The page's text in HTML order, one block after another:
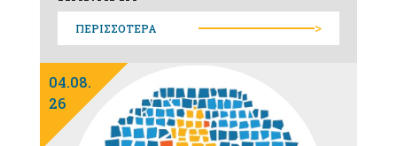
ΠΕΡΙΣΣΟΤΕΡΑ >
04.08.
26